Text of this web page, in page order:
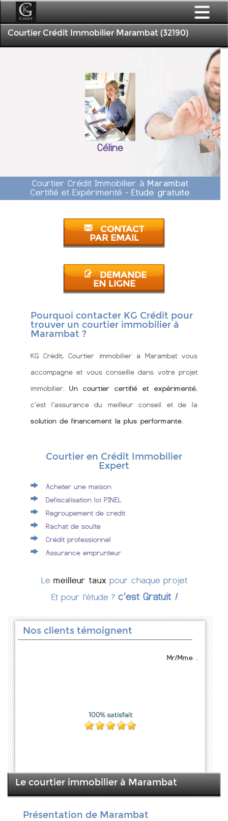
Courtier Crédit Immobilier Marambat (32190)
Céline
Courtier Crédit Immobilier à Marambat
Certifié et Expérimenté - Etude gratuite
CONTACT
PAR EMAIL
DEMANDE
EN LIGNE
Pourquoi contacter KG Crédit pour
trouver un courtier immobilier à
Marambat ?
KG Crédit, Courtier immobilier à Marambat vous
accompagne et vous conseille dans votre projet
immobilier. Un courtier certifié et expérimenté,
c'est l'assurance du meilleur conseil et de la
solution de financement la plus performante
Courtier en Crédit Immobilier
Expert
Acheter une maison
Defiscalisation loi PINEL
Regroupement de credit
Rachat de soulte
Crédit professionnel
Assurance emprunteur
Le meilleur taux pour chaque projet
Et pour l'étude ? c'est Gratuit !
Nos clients témoignent
Mr/Mme .
Le courtier immobilier à Marambat
Présentation de Marambat